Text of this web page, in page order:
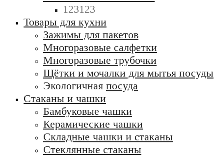
123123
Товары для кухни
Зажимы для пакетов
Многоразовые салфетки
Многоразовые трубочки
Щётки и мочалки для мытья посуды
Экологичная посуда
Стаканы и чашки
Бамбуковые чашки
Керамические чашки
Складные чашки и стаканы
Стеклянные стаканы